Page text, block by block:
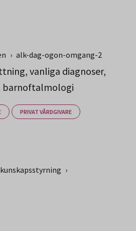
› alk-dag-ogon-omgang-2
vanliga diagnoser,
barnoftalmologi
PRIVAT VÅRDGIVARE
kunskapsstyrning ›